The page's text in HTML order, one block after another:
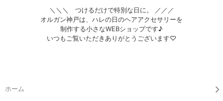
＼＼＼ つけるだけで特別な日に。 ／／／
オルガン神戸は、ハレの日のヘアアクセサリーを
制作する小さなWEBショップです♪
いつもご覧いただきありがとうございます♡
ホーム